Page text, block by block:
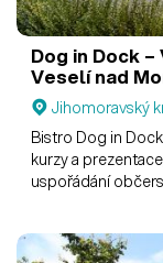
Dog in Dock
Veselí nad
Jihomoravský
Bistro Dog in
kurzy a
uspořádání